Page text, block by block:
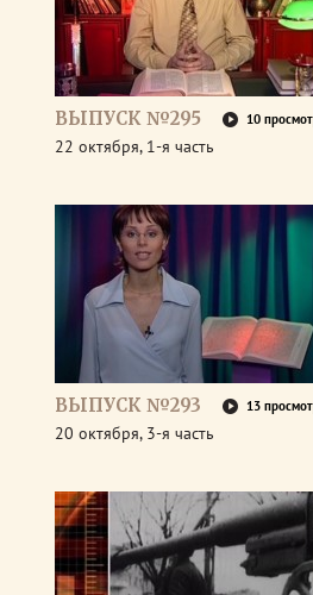
ВЫПУСК №295 10
22 октября, 1-я часть
ВЫПУСК №293 13
20 октября, 3-я часть